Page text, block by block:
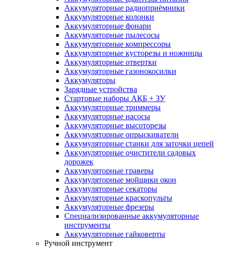
Аккумуляторные радиоприёмники
Аккумуляторные колонки
Аккумуляторные фонари
Аккумуляторные пылесосы
Аккумуляторные компрессоры
Аккумуляторные кусторезы и ножницы
Аккумуляторные отвертки
Аккумуляторные газонокосилки
Аккумуляторы
Зарядные устройства
Стартовые наборы АКБ + ЗУ
Аккумуляторные триммеры
Аккумуляторные насосы
Аккумуляторные высоторезы
Аккумуляторные опрыскиватели
Аккумуляторные станки для заточки цепей
Аккумуляторные очистители садовых
дорожек
Аккумуляторные граверы
Аккумуляторные мойщики окон
Аккумуляторные секаторы
Аккумуляторные краскопульты
Аккумуляторные фрезеры
Специализированные аккумуляторные
инструменты
Аккумуляторные гайковерты
Ручной инструмент